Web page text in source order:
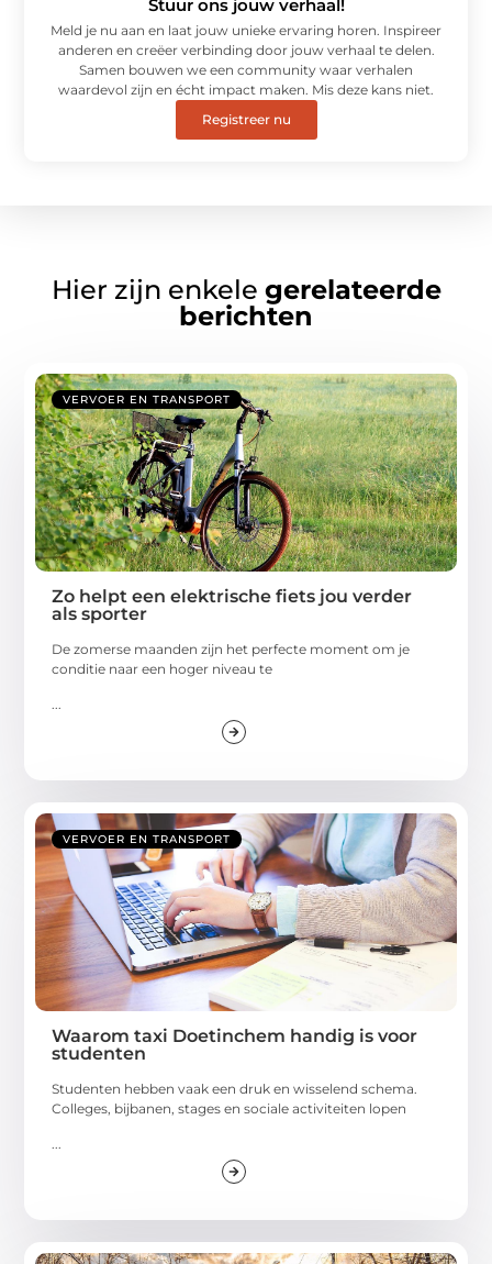
Stuur ons jouw verhaal!
Meld je nu aan en laat jouw unieke ervaring horen. Inspireer
anderen en creëer verbinding door jouw verhaal te delen.
Samen bouwen we een community waar verhalen
waardevol zijn en écht impact maken. Mis deze kans niet.
Registreer nu
Hier zijn enkele gerelateerde
berichten
VERVOER EN TRANSPORT
Zo helpt een elektrische fiets jou verder
als sporter
De zomerse maanden zijn het perfecte moment om je
conditie naar een hoger niveau te
...
VERVOER EN TRANSPORT
Waarom taxi Doetinchem handig is voor
studenten
Studenten hebben vaak een druk en wisselend schema.
Colleges, bijbanen, stages en sociale activiteiten lopen
...